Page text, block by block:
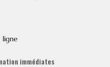
ligne
immédiates